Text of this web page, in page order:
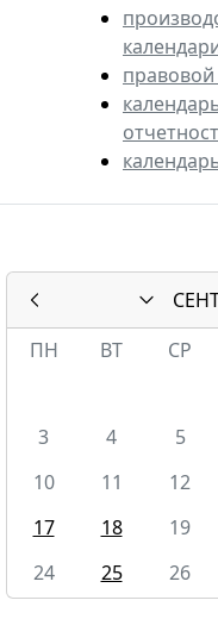
ПН
ВТ СР
3
4 5
10
11 12
17
18 19
24
25 26